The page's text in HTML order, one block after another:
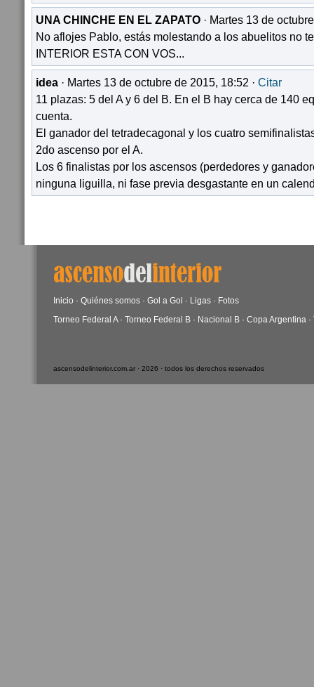
UNA CHINCHE EN EL ZAPATO · Martes 13 de
No aflojes Pablo, estás molestando a los abuelitos no
INTERIOR ESTA CON VOS...
idea · Martes 13 de octubre de 2015, 18:52 · Citar
11 plazas: 5 del A y 6 del B. En el B hay cerca de 140
cuenta.
El ganador del tetradecagonal y los cuatro
2do ascenso por el A.
Los 6 finalistas por los ascensos (perdedores y
ninguna liguilla, ni fase previa desgastante en un
Inicio · Quiénes somos · Gol a Gol · Ligas · Fotos
Torneo Federal A· Torneo Federal B · Nacional B · Copa Argentina ·
ascensodelinterior.com.ar · 2026 · todos los derechos reservados